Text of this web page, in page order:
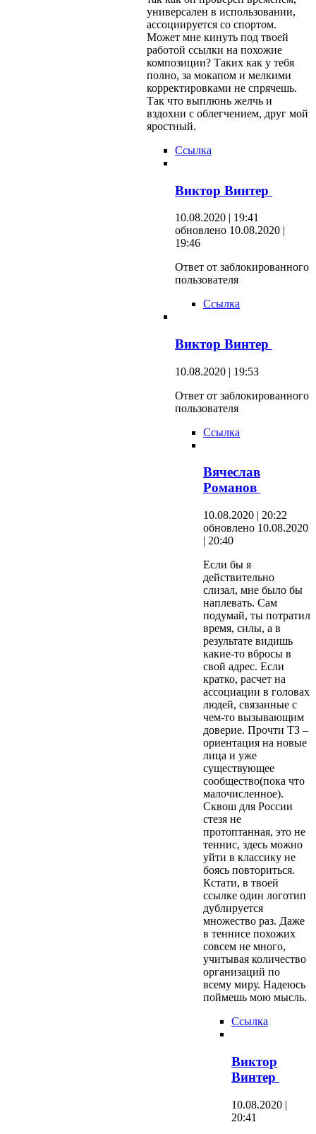
универсален в использовании,
ассоциируется со спортом.
Может мне кинуть под твоей
работой ссылки на похожие
композиции? Таких как у тебя
полно, за мокапом и мелкими
корректировками не спрячешь.
Так что выплюнь желчь и
вздохни с облегчением, друг мой
яростный.
Ссылка
Виктор Винтер
10.08.2020 | 19:41
обновлено 10.08.2020 |
19:46
Ответ от заблокированного
пользователя
Ссылка
Виктор Винтер
10.08.2020 | 19:53
Ответ от заблокированного
пользователя
Ссылка
Вячеслав
Романов
10.08.2020 | 20:22
обновлено 10.08.2020
| 20:40
Если бы я
действительно
слизал, мне было бы
наплевать. Сам
подумай, ты потратил
время, силы, а в
результате видишь
какие-то вбросы в
свой адрес. Если
кратко, расчет на
ассоциации в головах
людей, связанные с
чем-то вызывающим
доверие. Прочти ТЗ –
ориентация на новые
лица и уже
существующее
сообщество(пока что
малочисленное).
Сквош для России
стезя не
протоптанная, это не
теннис, здесь можно
уйти в классику не
боясь повториться.
Кстати, в твоей
ссылке один логотип
дублируется
множество раз. Даже
в теннисе похожих
совсем не много,
учитывая количество
организаций по
всему миру. Надеюсь
поймешь мою мысль.
Ссылка
Виктор
Винтер
10.08.2020 |
20:41